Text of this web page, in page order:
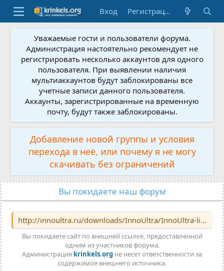
Вход Регистрация
Уважаемые гости и пользователи форума.
Администрация настоятельно рекомендует не
регистрировать несколько аккаунтов для одного
пользователя. При выявлении наличия
мультиаккаунтов будут заблокированы все
учетные записи данного пользователя.
Аккаунты, зарегистрированные на временную
почту, будут также заблокированы.
Добавление новой группы и условия
перехода в неё, или почему я не могу
скачивать без ограничений
Вы покидаете наш форум
http://innoultra.ru/downloads/InnoUltra/InnoUltra-lite_version.exe
Вы покидаете сайт по внешней ссылке, предоставленной
одним из участников форума.
Администрация krinkels.org не несет ответственности за
содержимое внешнего источника.